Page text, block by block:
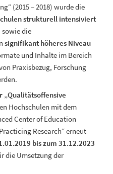
(2015 – 2018) wurde die
strukturell intensiviert
die
signifikant höheres Niveau
und Inhalte im Bereich
Praxisbezug, Forschung
„Qualitätsoffensive
Hochschulen mit dem
Center of Education
Research“ erneut
bis zum 31.12.2023
die Umsetzung der